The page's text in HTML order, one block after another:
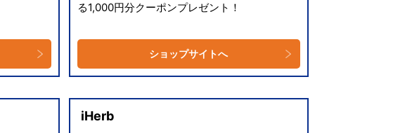
る1,000円分クーポンプレゼント！
ショップサイトへ
iHerb